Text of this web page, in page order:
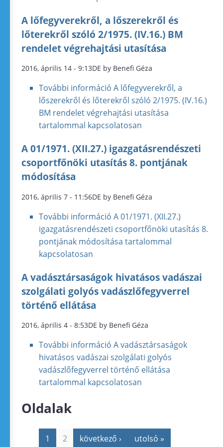
A lőfegyverekről, a lőszerekről és
lőterekről szóló 2/1975. (IV.16.) BM
rendelet végrehajtási utasítása
2016, április 14 - 9:13DE by Benefi Géza
További információ A lőfegyverekről, a
lőszerekről és lőterekről szóló 2/1975. (IV.16.)
BM rendelet végrehajtási utasítása
tartalommal kapcsolatosan
A 01/1971. (XII.27.) igazgatásrendészeti
csoportfőnöki utasítás 8. pontjának
módosítása
2016, április 7 - 11:56DE by Benefi Géza
További információ A 01/1971. (XII.27.)
igazgatásrendészeti csoportfőnöki utasítás 8.
pontjának módosítása tartalommal
kapcsolatosan
A vadásztársaságok hivatásos vadászai
szolgálati golyós vadászlőfegyverrel
történő ellátása
2016, április 4 - 8:53DE by Benefi Géza
További információ A vadásztársaságok
hivatásos vadászai szolgálati golyós
vadászlőfegyverrel történő ellátása
tartalommal kapcsolatosan
Oldalak
1 2 következő › utolsó »